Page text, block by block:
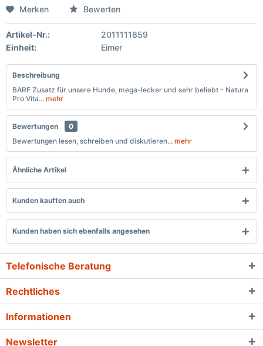
Merken Bewerten
Artikel-Nr.:
2011111859
Einheit:
Eimer
Beschreibung
BARF Zusatz für unsere Hunde, mega-lecker und sehr beliebt - Natura
Pro Vita... mehr
Bewertungen
0
Bewertungen lesen, schreiben und diskutieren... mehr
Ähnliche Artikel
Kunden kauften auch
Kunden haben sich ebenfalls angesehen
Telefonische Beratung
Rechtliches
Informationen
Newsletter